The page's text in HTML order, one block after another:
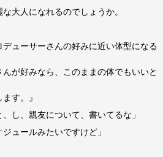
大人になれるのでしょうか。
ューサーさんの好みに近い体型になる
が好みなら、このままの体でもいいと
す。』
し、親友について、書いてるな」
ュールみたいですけど」